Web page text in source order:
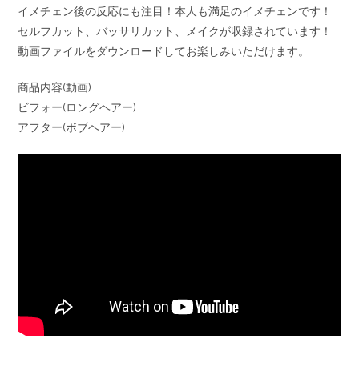
イメチェン後の反応にも注目！本人も満足のイメチェンです！
セルフカット、バッサリカット、メイクが収録されています！
動画ファイルをダウンロードしてお楽しみいただけます。
商品内容(動画)
ビフォー(ロングヘアー)
アフター(ボブヘアー)